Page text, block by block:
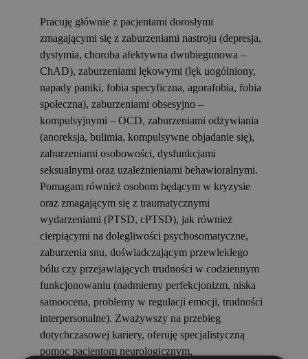
Pracuję głównie z pacjentami dorosłymi
zmagającymi się z zaburzeniami nastroju (depresja,
dystymia, choroba afektywna dwubiegunowa –
ChAD), zaburzeniami lękowymi (lęk uogólniony,
napady paniki, fobia specyficzna, agorafobia, fobia
społeczna), zaburzeniami obsesyjno –
kompulsyjnymi – OCD, zaburzeniami odżywiania
(anoreksja, bulimia, kompulsywne objadanie się),
zaburzeniami osobowości, dysfunkcjami
seksualnymi oraz uzależnieniami behawioralnymi.
Pomagam również osobom będącym w kryzysie
oraz zmagającym się z traumatycznymi
wydarzeniami (PTSD, cPTSD), jak również
cierpiącymi na dolegliwości psychosomatyczne,
zaburzenia snu, doświadczającym przewlekłego
bólu czy przejawiających trudności w codziennym
funkcjonowaniu (nadmierny perfekcjonizm, niska
samoocena, problemy w regulacji emocji, trudności
interpersonalne). Zważywszy na przebieg
dotychczasowej kariery, oferuję specjalistyczną
pomoc pacjentom neurologicznym,